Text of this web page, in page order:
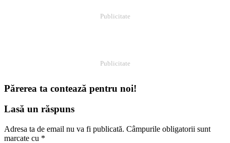
Publicitate
Publicitate
Părerea ta contează pentru noi!
Lasă un răspuns
Adresa ta de email nu va fi publicată. Câmpurile obligatorii sunt
marcate cu *